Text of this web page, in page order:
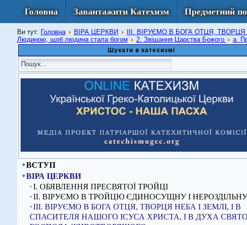
Головна Завантажити Катехизм Предметний
Ви тут: Головна ВІРА ЦЕРКВИ ІІІ. ВІРУЄМО В БОГА ОТЦЯ,
Людиною, щоб людина стала богом
2. Звіщання Царства Божого а.
Шукати в катехизмі
ВСТУП
ВІРА ЦЕРКВИ
I. ОБЯВЛЕННЯ ПРЕСВЯТОЇ ТРОЙЦІ
ІІ. ВІРУЄМО В ТРОЙЦЮ ЄДИНОСУЩНУ І НЕРОЗДІЛЬНУ
ІІІ. ВІРУЄМО В БОГА ОТЦЯ, ТВОРЦЯ НЕБА І ЗЕМЛІ, І В
СПАСИТЕЛЯ НАШОГО ІСУСА ХРИСТА, І В ДУХА